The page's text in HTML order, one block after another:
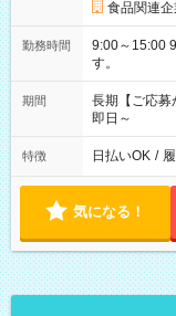
食品関連
勤務時間
9:00～15:00 9:00～16:00 ※表記
す。
期間
長期【ご応募
即日～
特徴 日払いOK /
気になる！